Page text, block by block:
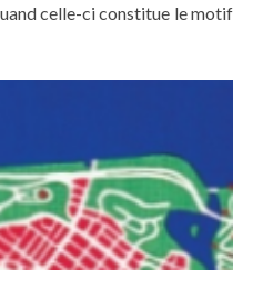
celle-ci constitue le motif